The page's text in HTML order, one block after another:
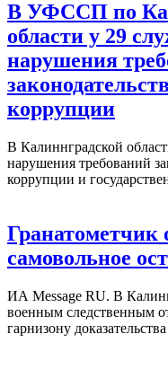
В УФССП по
области у 29
нарушения
коррупции
В Калиннградской
нарушения требований
коррупции и
Гранатометчик
самовольное
ИА Message RU. В
военным следственным
гарнизону